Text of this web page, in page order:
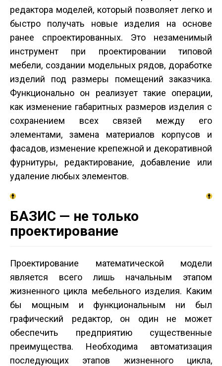
редактора моделей, который позволяет легко и
быстро получать новые изделия на основе
ранее спроектированных. Это незаменимый
инструмент при проектировании типовой
мебели, создании модельных рядов, доработке
изделий под размеры помещений заказчика.
Функционально он реализует такие операции,
как изменение габаритных размеров изделия с
сохранением всех связей между его
элементами, замена материалов корпусов и
фасадов, изменение крепежной и декоративной
фурнитуры, редактирование, добавление или
удаление любых элементов.
БАЗИС — не только
проектирование
Проектирование математической модели
является всего лишь начальным этапом
жизненного цикла мебельного изделия. Каким
бы мощным и функциональным ни был
графический редактор, он один не может
обеспечить предприятию существенные
преимущества. Необходима автоматизация
последующих этапов жизненного цикла,